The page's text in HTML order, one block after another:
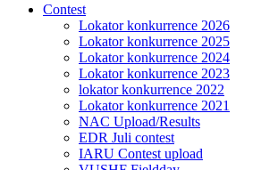
Contest
Lokator konkurrence 2026
Lokator konkurrence 2025
Lokator konkurrence 2024
Lokator konkurrence 2023
lokator konkurrence 2022
Lokator konkurrence 2021
NAC Upload/Results
EDR Juli contest
IARU Contest upload